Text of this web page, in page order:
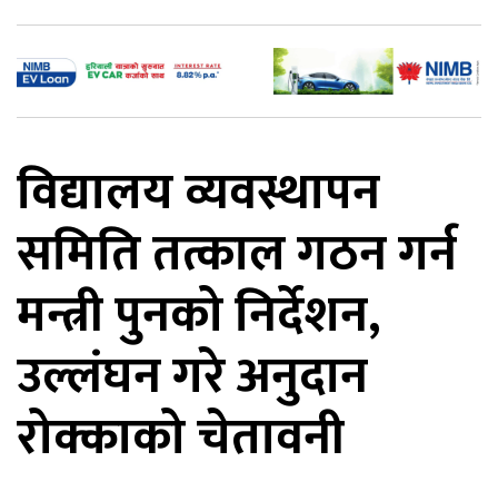
विद्यालय व्यवस्थापन
समिति तत्काल गठन गर्न
मन्त्री पुनको निर्देशन,
उल्लंघन गरे अनुदान
रोक्काको चेतावनी